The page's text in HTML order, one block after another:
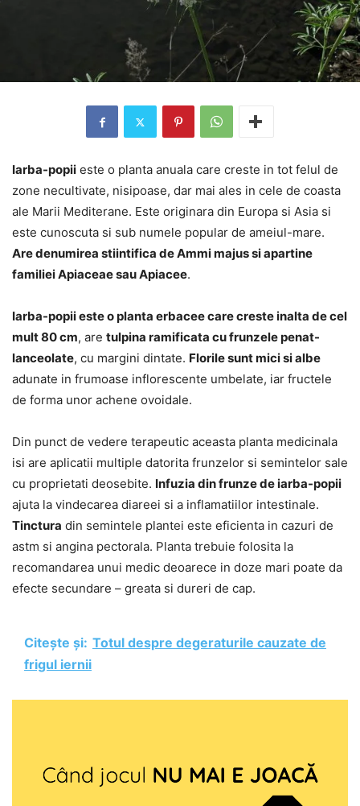
Iarba-popii este o planta anuala care creste in tot felul de
zone necultivate, nisipoase, dar mai ales in cele de coasta
ale Marii Mediterane. Este originara din Europa si Asia si
este cunoscuta si sub numele popular de ameiul-mare.
Are denumirea stiintifica de Ammi majus si apartine
familiei Apiaceae sau Apiacee.
Iarba-popii este o planta erbacee care creste inalta de cel
mult 80 cm, are tulpina ramificata cu frunzele penat-
lanceolate, cu margini dintate. Florile sunt mici si albe
adunate in frumoase inflorescente umbelate, iar fructele
de forma unor achene ovoidale.
Din punct de vedere terapeutic aceasta planta medicinala
isi are aplicatii multiple datorita frunzelor si semintelor sale
cu proprietati deosebite. Infuzia din frunze de iarba-popii
ajuta la vindecarea diareei si a inflamatiilor intestinale.
Tinctura din semintele plantei este eficienta in cazuri de
astm si angina pectorala. Planta trebuie folosita la
recomandarea unui medic deoarece in doze mari poate da
efecte secundare – greata si dureri de cap.
Citește și: Totul despre degeraturile cauzate de
frigul iernii